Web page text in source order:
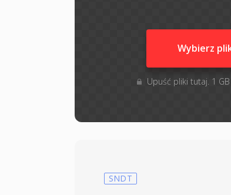
Wybierz
Upuść pliki tutaj. 1
SNDT